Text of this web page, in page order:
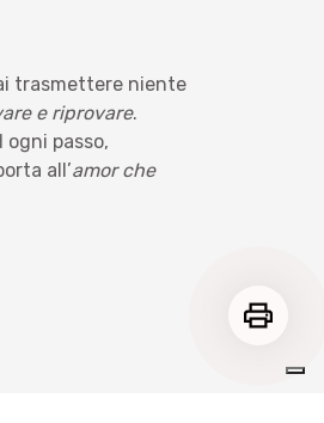
trasmettere niente
e riprovare.
passo,
all’amor che